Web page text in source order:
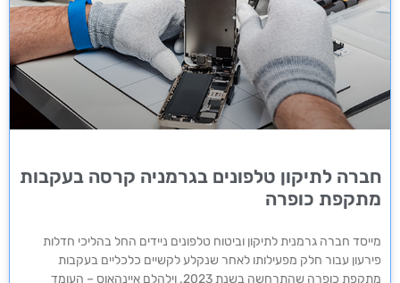
חברה לתיקון טלפונים בגרמניה קרסה בעקבות
מתקפת כופרה
מייסד חברה גרמנית לתיקון וביטוח טלפונים ניידים החל בהליכי חדלות
פירעון עבור חלק מפעילותו לאחר שנקלע לקשיים כלכליים בעקבות
מתקפת כופרה שהתרחשה בשנת 2023. וילהלם איינהאוס – העומד